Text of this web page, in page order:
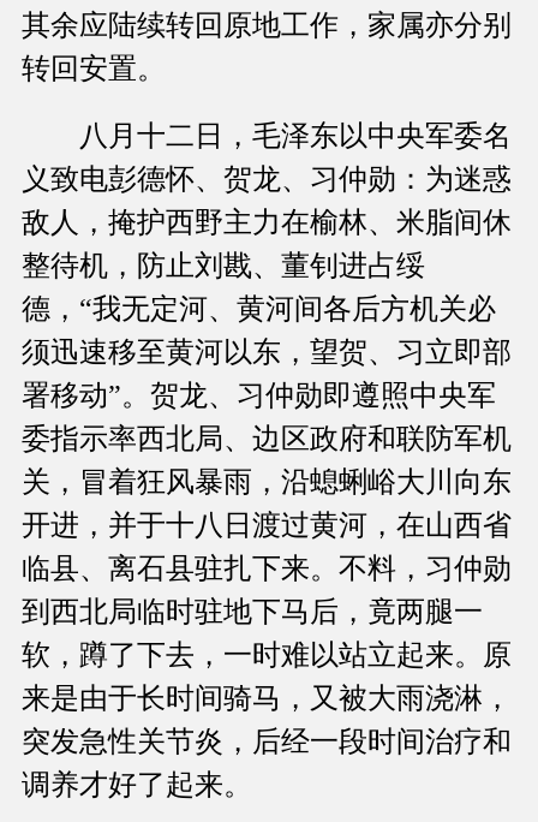
其余应陆续转回原地工作，家属亦分别
转回安置。
八月十二日，毛泽东以中央军委名
义致电彭德怀、贺龙、习仲勋：为迷惑
敌人，掩护西野主力在榆林、米脂间休
整待机，防止刘戡、董钊进占绥
德，“我无定河、黄河间各后方机关必
须迅速移至黄河以东，望贺、习立即部
署移动”。贺龙、习仲勋即遵照中央军
委指示率西北局、边区政府和联防军机
关，冒着狂风暴雨，沿螅蜊峪大川向东
开进，并于十八日渡过黄河，在山西省
临县、离石县驻扎下来。不料，习仲勋
到西北局临时驻地下马后，竟两腿一
软，蹲了下去，一时难以站立起来。原
来是由于长时间骑马，又被大雨浇淋，
突发急性关节炎，后经一段时间治疗和
调养才好了起来。